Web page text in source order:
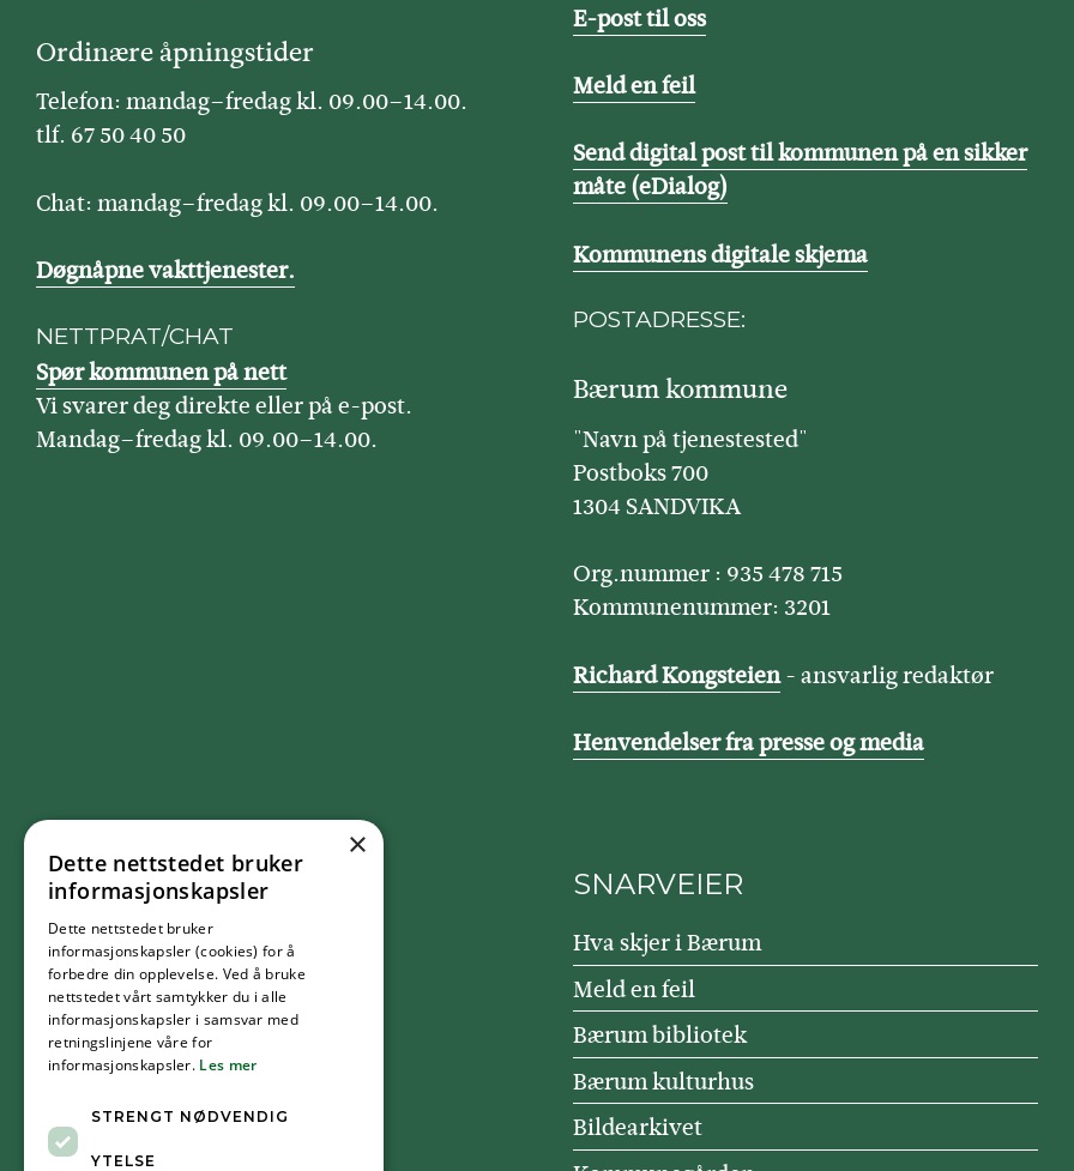
Ordinære åpningstider
Telefon: mandag–fredag kl. 09.00–14.00.
tlf. 67 50 40 50
Chat: mandag–fredag kl. 09.00–14.00.
Døgnåpne vakttjenester.
NETTPRAT/CHAT
Spør kommunen på nett
Vi svarer deg direkte eller på e-post.
Mandag–fredag kl. 09.00–14.00.
E-post til oss
Meld en feil
Send digital post til kommunen på en sikker
måte (eDialog)
Kommunens digitale skjema
POSTADRESSE:
Bærum kommune
"Navn på tjenestested"
Postboks 700
1304 SANDVIKA
Org.nummer : 935 478 715
Kommunenummer: 3201
Richard Kongsteien- ansvarlig redaktør
Henvendelser fra presse og media
FØLG OSS
Facebook
YouTube
SNARVEIER
Hva skjer i Bærum
Meld en feil
Bærum bibliotek
Bærum kulturhus
Bildearkivet
×
Dette nettstedet bruker
informasjonskapsler
Dette nettstedet bruker
informasjonskapsler (cookies) for å
forbedre din opplevelse. Ved å bruke
nettstedet vårt samtykker du i alle
informasjonskapsler i samsvar med
retningslinjene våre for
informasjonskapsler. Les mer
STRENGT NØDVENDIG
YTELSE